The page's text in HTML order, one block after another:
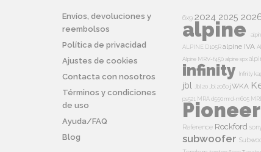
Envíos, devoluciones y
reembolsos
Política de privacidad
Ajustes de cookies
Contacta con nosotros
Términos y condiciones
de uso
Ayuda/FAQ
Blog
6x9 2024 2025
alpine
ALPINE D105Ralpine IVA
Alpine MRV-f450alpine spx
infinity Infinity
jbl Jbl 20 Jbl 2060 jWKA
ps521 MRA d550mrd-m605
Pioneer
Reference Rockford
subwoofer